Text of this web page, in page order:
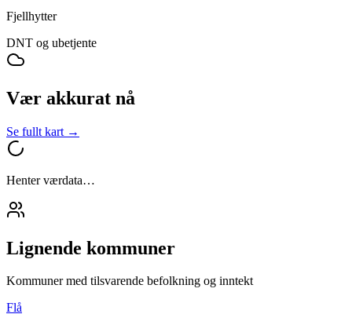
Fjellhytter
DNT og ubetjente
Vær akkurat nå
Se fullt kart →
Henter værdata…
Lignende kommuner
Kommuner med tilsvarende befolkning og inntekt
Flå